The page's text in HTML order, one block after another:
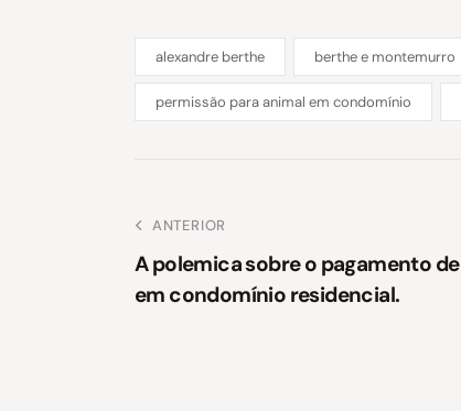
alexandre berthe berthe e montemurro
permissão para animal em condomínio
ANTERIOR
A polemica sobre o pagamento
em condomínio residencial.